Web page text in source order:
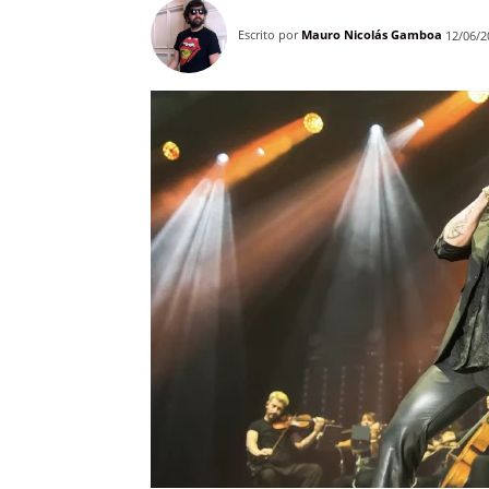
Escrito por Mauro Nicolás Gamboa 12/06/